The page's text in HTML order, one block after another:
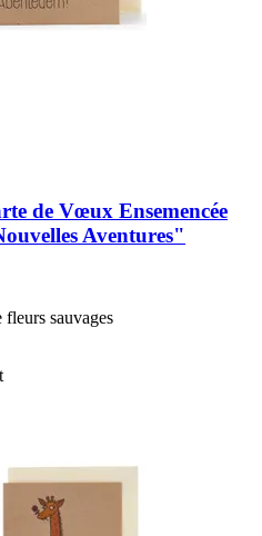
de Vœux Ensemencée
Aventures"
fleurs sauvages